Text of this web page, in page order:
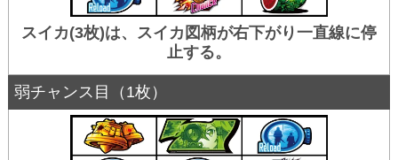
スイカ(3枚)は、スイカ図柄が右下がり一直線に停
止する。
弱チャンス目（1枚）